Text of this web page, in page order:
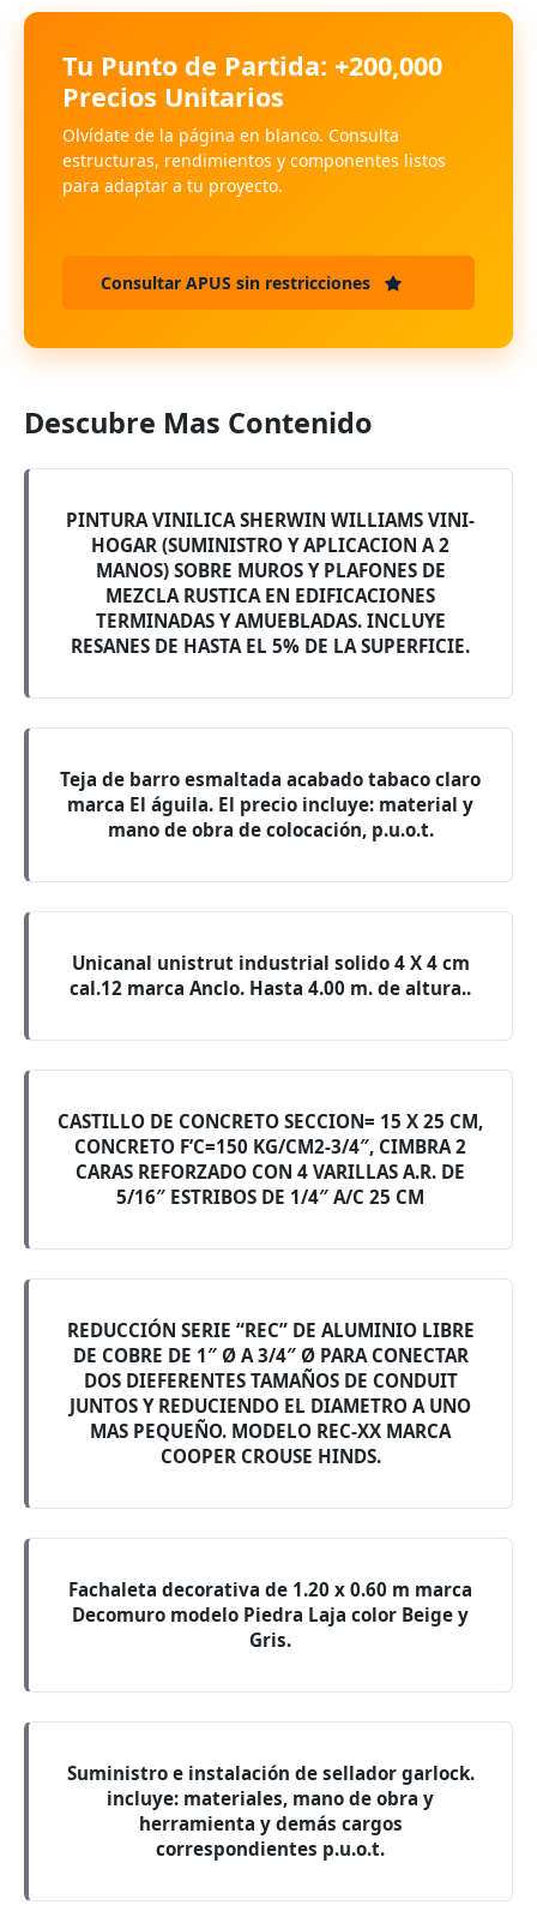
Tu Punto de Partida: +200,000
Precios Unitarios
Olvídate de la página en blanco. Consulta
estructuras, rendimientos y componentes listos
para adaptar a tu proyecto.
Consultar APUS sin restricciones
Descubre Mas Contenido
PINTURA VINILICA SHERWIN WILLIAMS VINI-
HOGAR (SUMINISTRO Y APLICACION A 2
MANOS) SOBRE MUROS Y PLAFONES DE
MEZCLA RUSTICA EN EDIFICACIONES
TERMINADAS Y AMUEBLADAS. INCLUYE
RESANES DE HASTA EL 5% DE LA SUPERFICIE.
Teja de barro esmaltada acabado tabaco claro
marca El águila. El precio incluye: material y
mano de obra de colocación, p.u.o.t.
Unicanal unistrut industrial solido 4 X 4 cm
cal.12 marca Anclo. Hasta 4.00 m. de altura..
CASTILLO DE CONCRETO SECCION= 15 X 25 CM,
CONCRETO F’C=150 KG/CM2-3/4″, CIMBRA 2
CARAS REFORZADO CON 4 VARILLAS A.R. DE
5/16″ ESTRIBOS DE 1/4″ A/C 25 CM
REDUCCIÓN SERIE “REC” DE ALUMINIO LIBRE
DE COBRE DE 1″ Ø A 3/4″ Ø PARA CONECTAR
DOS DIEFERENTES TAMAÑOS DE CONDUIT
JUNTOS Y REDUCIENDO EL DIAMETRO A UNO
MAS PEQUEÑO. MODELO REC-XX MARCA
COOPER CROUSE HINDS.
Fachaleta decorativa de 1.20 x 0.60 m marca
Decomuro modelo Piedra Laja color Beige y
Gris.
Suministro e instalación de sellador garlock.
incluye: materiales, mano de obra y
herramienta y demás cargos
correspondientes p.u.o.t.